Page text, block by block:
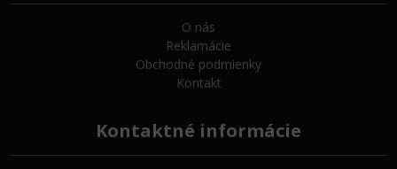
O nás
Reklamácie
Obchodné podmienky
Kontakt
Kontaktné informácie